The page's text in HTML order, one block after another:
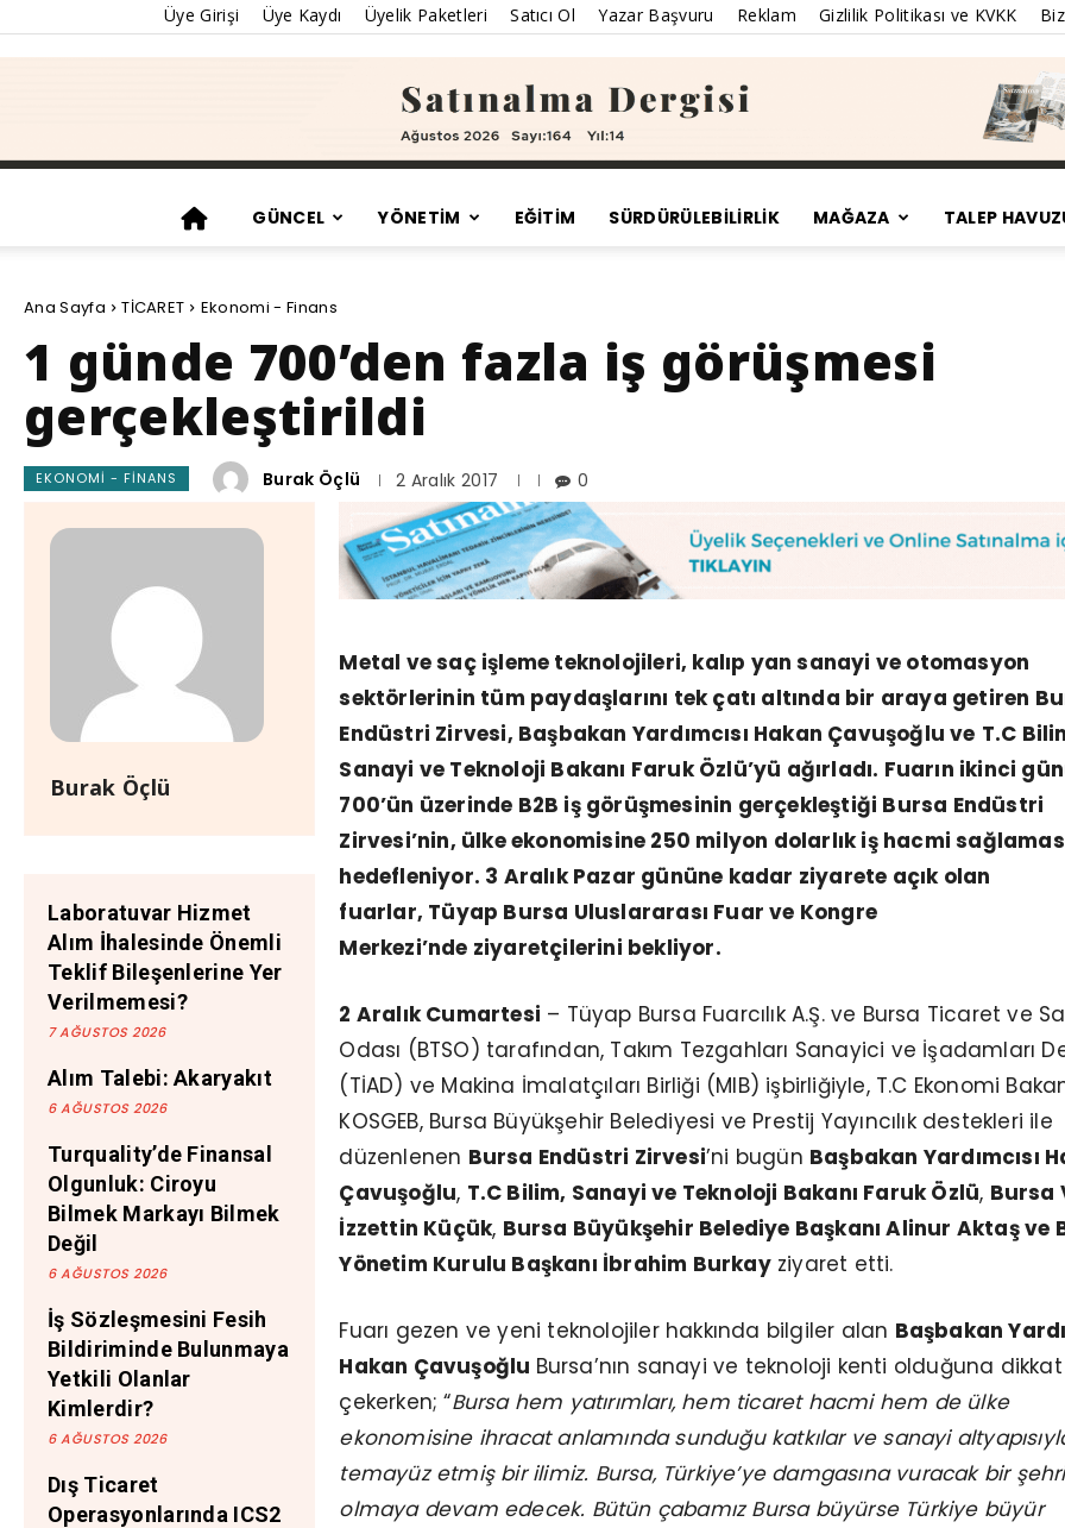
Üye Girişi Üye Kaydı Üyelik Paketleri Satıcı Ol Yazar Başvuru Reklam Gizlilik Politikası ve KVKK
GÜNCEL YÖNETİM EĞİTİM SÜRDÜRÜLEBILIRLIK MAĞAZA TALEP
Ana Sayfa TİCARET Ekonomi - Finans
1 günde 700’den fazla iş görüşmesi
gerçekleştirildi
EKONOMI - FINANS Burak Öçlü 2 Aralık 2017 0
Burak Öçlü
Laboratuvar Hizmet
Alım İhalesinde Önemli
Teklif Bileşenlerine Yer
Verilmemesi?
7 AĞUSTOS 2026
Alım Talebi: Akaryakıt
6 AĞUSTOS 2026
Turquality’de Finansal
Olgunluk: Ciroyu
Bilmek Markayı Bilmek
Değil
6 AĞUSTOS 2026
İş Sözleşmesini Fesih
Bildiriminde Bulunmaya
Yetkili Olanlar
Kimlerdir?
6 AĞUSTOS 2026
Dış Ticaret
Operasyonlarında ICS2
Metal ve saç işleme teknolojileri, kalıp yan sanayi ve otomasyon
sektörlerinin tüm paydaşlarını tek çatı altında bir araya getiren
Endüstri Zirvesi, Başbakan Yardımcısı Hakan Çavuşoğlu ve T.C
Sanayi ve Teknoloji Bakanı Faruk Özlü’yü ağırladı. Fuarın ikinci
700’ün üzerinde B2B iş görüşmesinin gerçekleştiği Bursa Endüstri
Zirvesi’nin, ülke ekonomisine 250 milyon dolarlık iş hacmi
hedefleniyor. 3 Aralık Pazar gününe kadar ziyarete açık olan
fuarlar, Tüyap Bursa Uluslararası Fuar ve Kongre
Merkezi’nde ziyaretçilerini bekliyor.
2 Aralık Cumartesi – Tüyap Bursa Fuarcılık A.Ş. ve Bursa Ticaret ve
Odası (BTSO) tarafından, Takım Tezgahları Sanayici ve İşadamları
(TİAD) ve Makina İmalatçıları Birliği (MIB) işbirliğiyle, T.C Ekonomi
KOSGEB, Bursa Büyükşehir Belediyesi ve Prestij Yayıncılık destekleri ile
düzenlenen Bursa Endüstri Zirvesi’ni bugün Başbakan Yardımcısı
Çavuşoğlu, T.C Bilim, Sanayi ve Teknoloji Bakanı Faruk Özlü, Bursa
İzzettin Küçük, Bursa Büyükşehir Belediye Başkanı Alinur Aktaş ve
Yönetim Kurulu Başkanı İbrahim Burkayziyaret etti.
Fuarı gezen ve yeni teknolojiler hakkında bilgiler alan Başbakan
Hakan Çavuşoğlu Bursa’nın sanayi ve teknoloji kenti olduğuna dikkat
çekerken; “Bursa hem yatırımları, hem ticaret hacmi hem de ülke
ekonomisine ihracat anlamında sunduğu katkılar ve sanayi
temayüz etmiş bir ilimiz. Bursa, Türkiye’ye damgasına vuracak bir
olmaya devam edecek. Bütün çabamız Bursa büyürse Türkiye büyür